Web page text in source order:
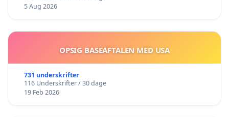
5 Aug 2026
OPSIG BASEAFTALEN MED USA
731 underskrifter
116 Underskrifter / 30 dage
19 Feb 2026